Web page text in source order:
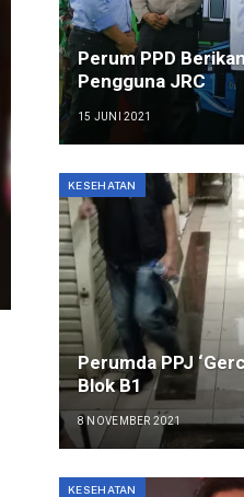
Perum PPD
Pengguna JRC
15 JUNI 2021
KESEHATAN
Perumda PPJ
Blok B1
8 NOVEMBER 2021
KESEHATAN